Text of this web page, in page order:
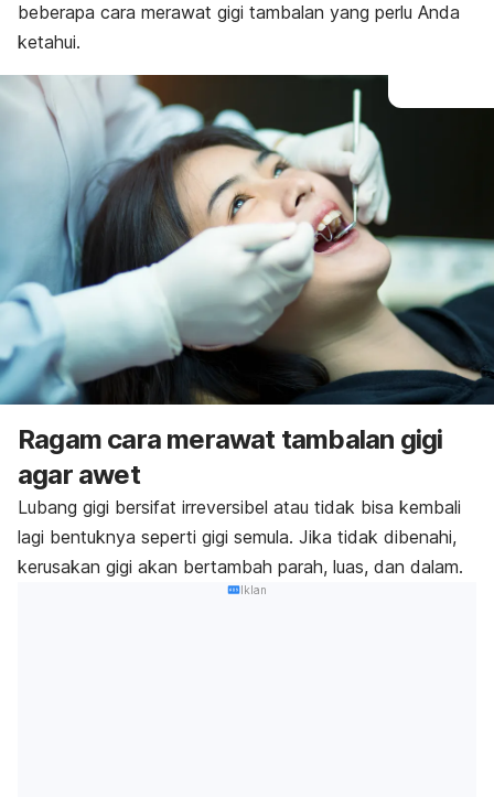
beberapa cara merawat gigi tambalan yang perlu Anda
ketahui.
Ragam cara merawat tambalan gigi
agar awet
Lubang gigi bersifat irreversibel atau tidak bisa kembali
lagi bentuknya seperti gigi semula. Jika tidak dibenahi,
kerusakan gigi akan bertambah parah, luas, dan dalam.
Iklan